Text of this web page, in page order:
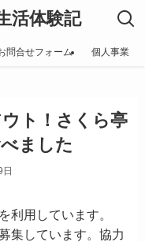
活体験記
問合せフォーム 個人事業
ト！さくら亭
ました
利用しています。
集しています。協力